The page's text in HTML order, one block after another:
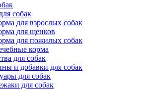
собак
для взрослых собак
для щенков
для пожилых собак
корма
для собак
и добавки для собак
для собак
для собак